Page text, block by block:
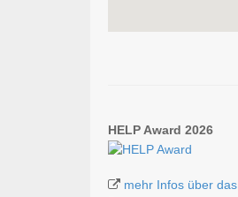
HELP Award 2026
mehr Infos über das